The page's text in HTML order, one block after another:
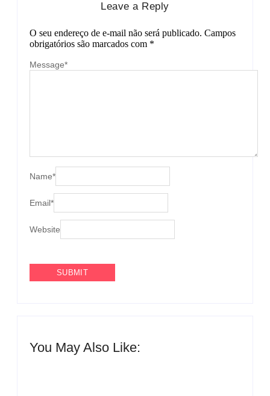
Leave a Reply
O seu endereço de e-mail não será publicado. Campos
obrigatórios são marcados com *
Message*
Name*
Email*
Website
You May Also Like: